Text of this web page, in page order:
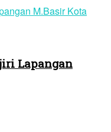
Lapangan